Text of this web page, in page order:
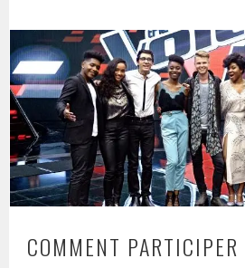
COMMENT